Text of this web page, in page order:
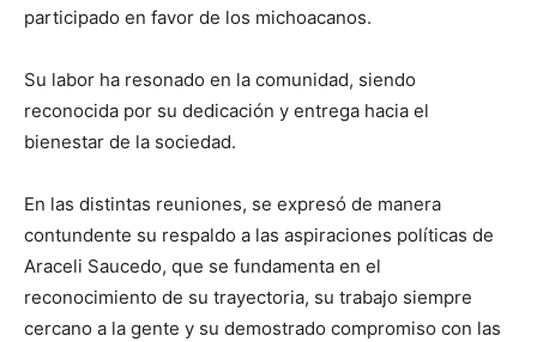
participado en favor de los michoacanos.
Su labor ha resonado en la comunidad, siendo
reconocida por su dedicación y entrega hacia el
bienestar de la sociedad.
En las distintas reuniones, se expresó de manera
contundente su respaldo a las aspiraciones políticas de
Araceli Saucedo, que se fundamenta en el
reconocimiento de su trayectoria, su trabajo siempre
cercano a la gente y su demostrado compromiso con las